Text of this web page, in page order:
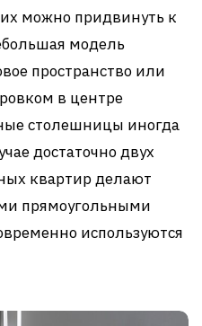
можно придвинуть к
модель
пространство или
в центре
столешницы иногда
достаточно двух
квартир делают
прямоугольными
используются